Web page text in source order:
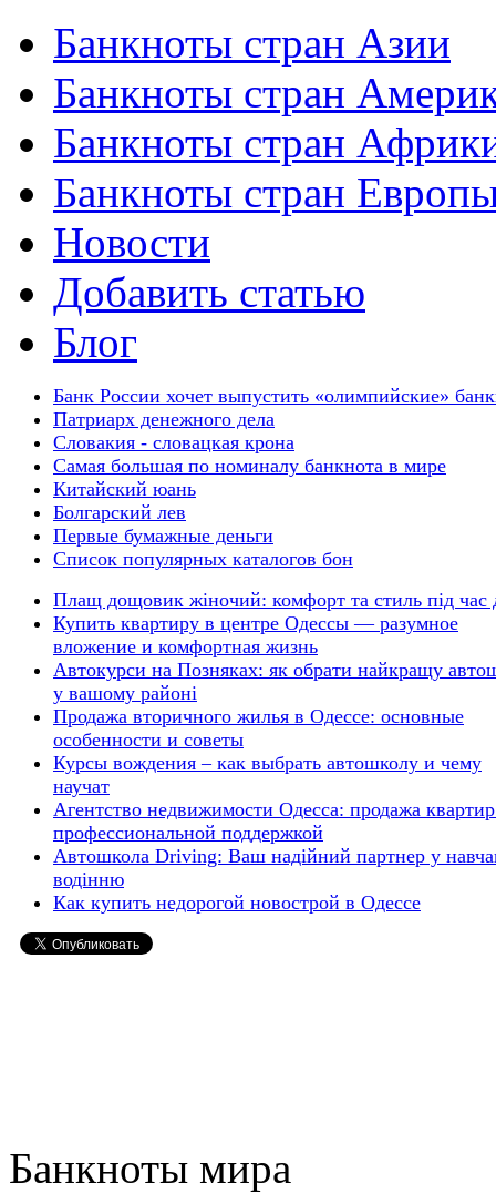
Банкноты стран Азии
Банкноты стран
Банкноты стран
Банкноты стран
Новости
Добавить статью
Блог
Банк России хочет выпустить «олимпийские»
Патриарх денежного дела
Словакия - словацкая крона
Самая большая по номиналу банкнота в мире
Китайский юань
Болгарский лев
Первые бумажные деньги
Список популярных каталогов бон
Плащ дощовик жіночий: комфорт та стиль під час
Купить квартиру в центре Одессы — разумное
вложение и комфортная жизнь
Автокурси на Позняках: як обрати найкращу
у вашому районі
Продажа вторичного жилья в Одессе: основные
особенности и советы
Курсы вождения – как выбрать автошколу и чему
научат
Агентство недвижимости Одесса: продажа
профессиональной поддержкой
Автошкола Driving: Ваш надійний партнер у
водінню
Как купить недорогой новострой в Одессе
Банкноты мира